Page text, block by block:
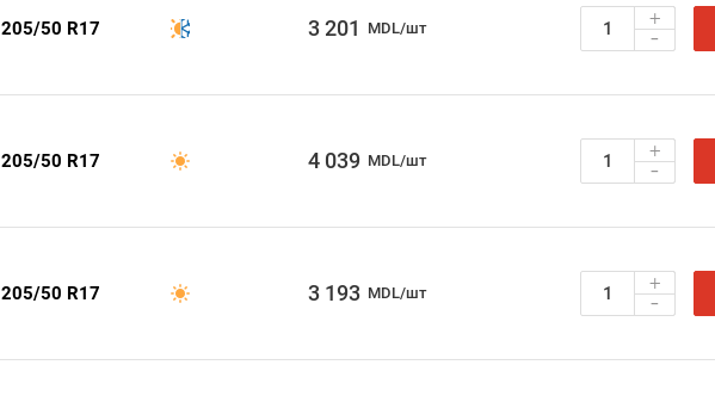
205/50 R17 3 201 MDL/шт +
-
205/50 R17 4 039 MDL/шт +
-
205/50 R17 3 193 MDL/шт +
-